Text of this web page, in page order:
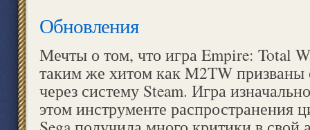
Обновления
Мечты о том, что игра Empire: Total
таким же хитом как M2TW призваны
через систему Steam. Игра
этом инструменте распространения